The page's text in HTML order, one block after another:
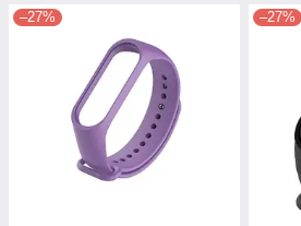
–27% –27%